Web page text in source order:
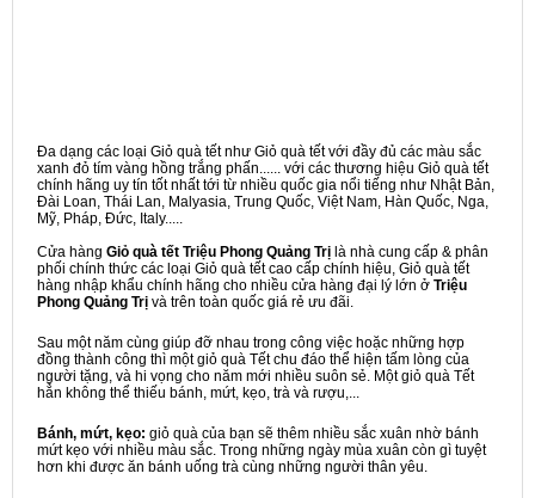
Đa dạng các loại Giỏ quà tết như Giỏ quà tết với đầy đủ các màu sắc
xanh đỏ tím vàng hồng trắng phấn...... với các thương hiệu Giỏ quà tết
chính hãng uy tín tốt nhất tới từ nhiều quốc gia nổi tiếng như Nhật Bản,
Đài Loan, Thái Lan, Malyasia, Trung Quốc, Việt Nam, Hàn Quốc, Nga,
Mỹ, Pháp, Đức, Italy.....
Cửa hàng Giỏ quà tết Triệu Phong Quảng Trị là nhà cung cấp & phân
phối chính thức các loại Giỏ quà tết cao cấp chính hiệu, Giỏ quà tết
hàng nhập khẩu chính hãng cho nhiều cửa hàng đại lý lớn ở Triệu
Phong Quảng Trị và trên toàn quốc giá rẻ ưu đãi.
Sau một năm cùng giúp đỡ nhau trong công việc hoặc những hợp
đồng thành công thì một giỏ quà Tết chu đáo thể hiện tấm lòng của
người tặng, và hi vọng cho năm mới nhiều suôn sẻ. Một giỏ quà Tết
hẳn không thể thiếu bánh, mứt, kẹo, trà và rượu,...
Bánh, mứt, kẹo: giỏ quà của bạn sẽ thêm nhiều sắc xuân nhờ bánh
mứt kẹo với nhiều màu sắc. Trong những ngày mùa xuân còn gì tuyệt
hơn khi được ăn bánh uống trà cùng những người thân yêu.